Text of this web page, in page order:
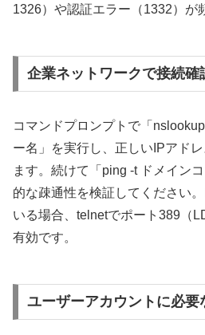
1326）や認証エラー（1332）が
企業ネットワークで接続確
コマンドプロンプトで「
ー名」を実行し、正しいIPアド
ます。続けて「ping -t ドメイン
的な疎通性を検証してください
いる場合、telnetでポート389（
有効です。
ユーザーアカウントに必要